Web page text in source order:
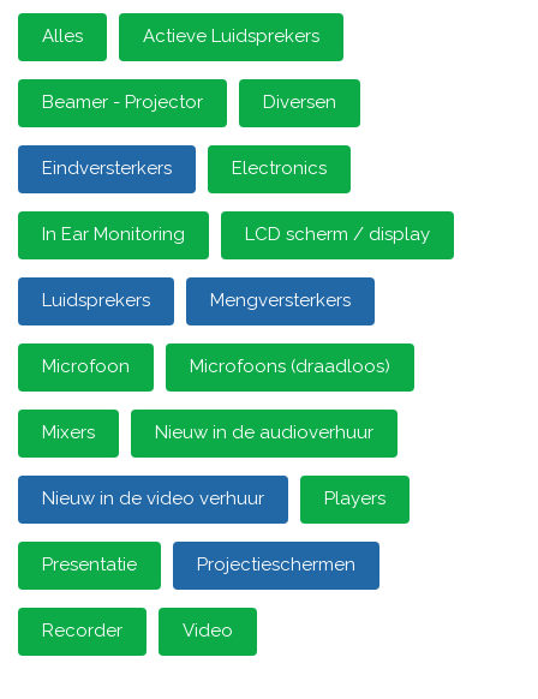
Alles Actieve Luidsprekers
Beamer - Projector Diversen
Eindversterkers Electronics
In Ear Monitoring LCD scherm / display
Luidsprekers Mengversterkers
Microfoon Microfoons (draadloos)
Mixers Nieuw in de audioverhuur
Nieuw in de video verhuur Players
Presentatie Projectieschermen
Recorder Video